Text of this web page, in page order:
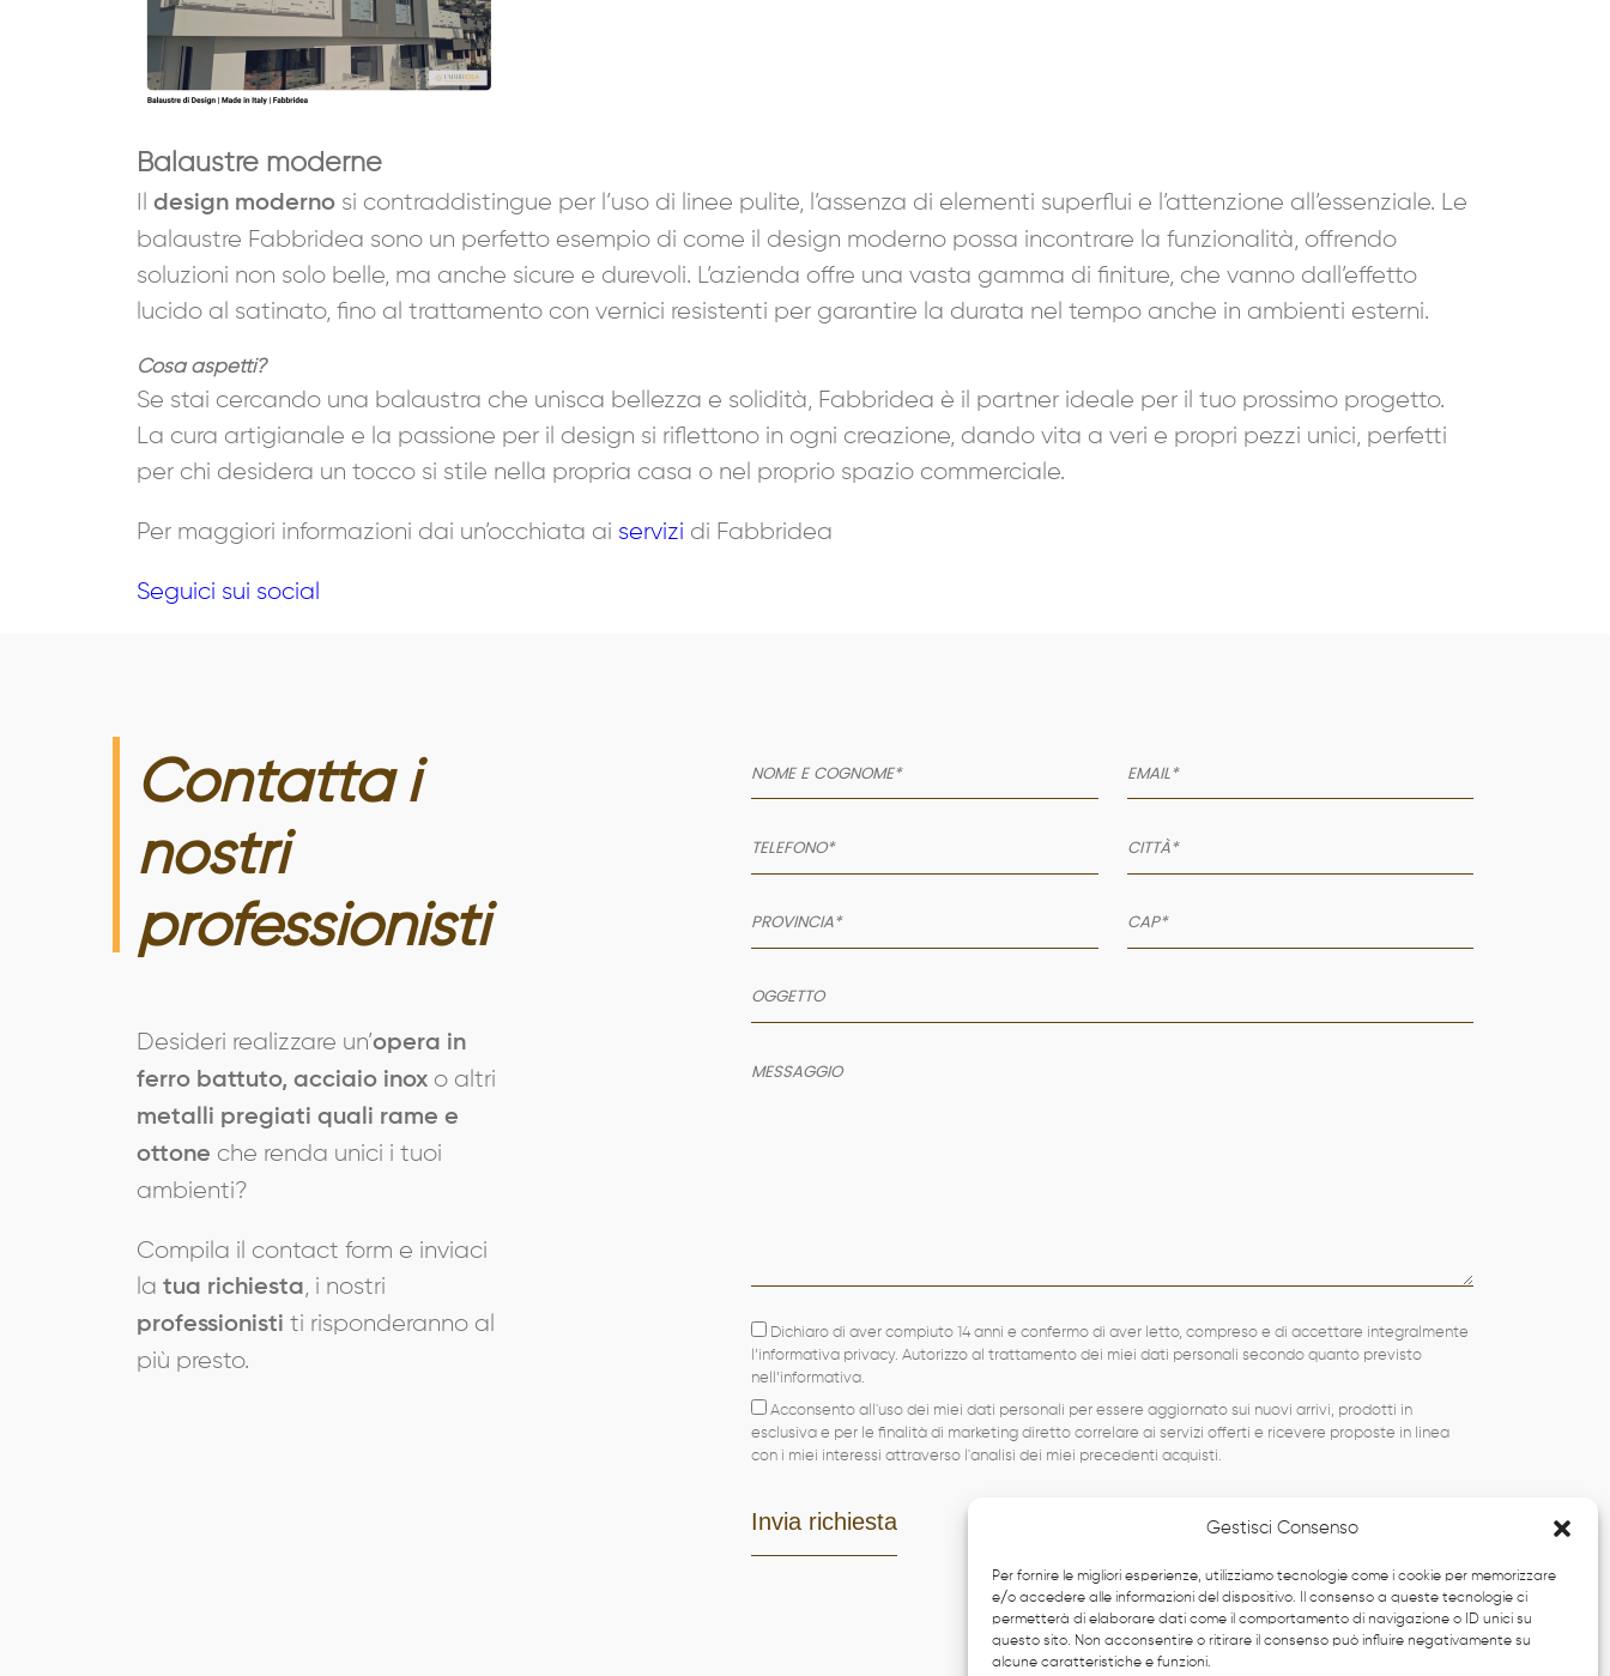
Gestisci Consenso
Per fornire le migliori esperienze, utilizziamo tecnologie come i cookie per memorizzare
e/o accedere alle informazioni del dispositivo. Il consenso a queste tecnologie ci
permetterà di elaborare dati come il comportamento di navigazione o ID unici su
questo sito. Non acconsentire o ritirare il consenso può influire negativamente su
alcune caratteristiche e funzioni.
Balaustre moderne
design moderno si contraddistingue per l’uso di linee pulite, l’assenza di elementi superflui e l’attenzione all’essenziale. Le
balaustre Fabbridea sono un perfetto esempio di come il design moderno possa incontrare la funzionalità, offrendo
soluzioni non solo belle, ma anche sicure e durevoli. L’azienda offre una vasta gamma di finiture, che vanno dall’effetto
lucido al satinato, fino al trattamento con vernici resistenti per garantire la durata nel tempo anche in ambienti esterni.
Cosa aspetti?
Se stai cercando una balaustra che unisca bellezza e solidità, Fabbridea è il partner ideale per il tuo prossimo progetto.
La cura artigianale e la passione per il design si riflettono in ogni creazione, dando vita a veri e propri pezzi unici, perfetti
per chi desidera un tocco si stile nella propria casa o nel proprio spazio commerciale.
Per maggiori informazioni dai un’occhiata ai servizi di Fabbridea
Seguici sui social
Contatta i
nostri
professionisti
Desideri realizzare un’opera in
ferro battuto, acciaio inox o altri
metalli pregiati quali rame e
ottone che renda unici i tuoi
ambienti?
Compila il contact form e inviaci
la tua richiesta , i nostri
professionisti ti risponderanno al
più presto.
Dichiaro di aver compiuto 14 anni e confermo di aver letto, compreso e di accettare integralmente
l’informativa privacy. Autorizzo al trattamento dei miei dati personali secondo quanto previsto
nell’informativa.
Acconsento all'uso dei miei dati personali per essere aggiornato sui nuovi arrivi, prodotti in
esclusiva e per le finalità di marketing diretto correlare ai servizi offerti e ricevere proposte in linea
con i miei interessi attraverso l'analisi dei miei precedenti acquisti.